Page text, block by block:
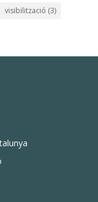
visibilització (3)